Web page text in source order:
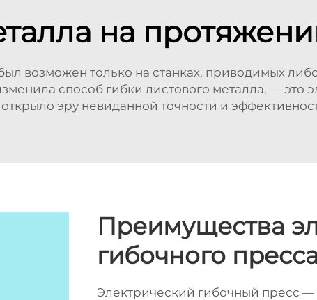
на
возможен только на станках, приводимых
способ гибки листового металла, — это
эру невиданной точности и
Преимущества
гибочного
Электрический гибочный пресс